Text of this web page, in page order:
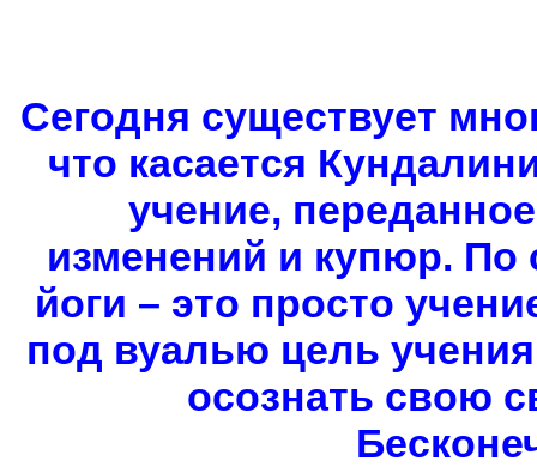
Сегодня существует
что касается
учение,
изменений и купюр. По
йоги – это просто
под вуалью цель
осознать свою